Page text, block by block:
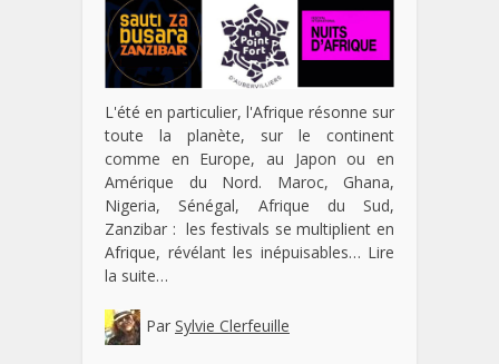
L'été en particulier, l'Afrique résonne sur
toute la planète, sur le continent
comme en Europe, au Japon ou en
Amérique du Nord. Maroc, Ghana,
Nigeria, Sénégal, Afrique du Sud,
Zanzibar : les festivals se multiplient en
Afrique, révélant les inépuisables… Lire
la suite…
Par Sylvie Clerfeuille